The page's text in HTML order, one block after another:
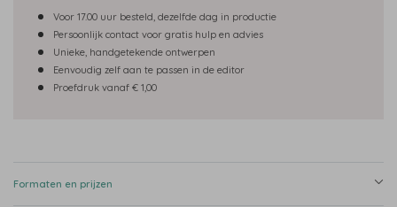
Voor 17.00 uur besteld, dezelfde dag in productie
Persoonlijk contact voor gratis hulp en advies
Unieke, handgetekende ontwerpen
Eenvoudig zelf aan te passen in de editor
Proefdruk vanaf € 1,00
Formaten en prijzen